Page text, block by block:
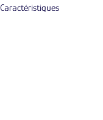
Caractéristiques